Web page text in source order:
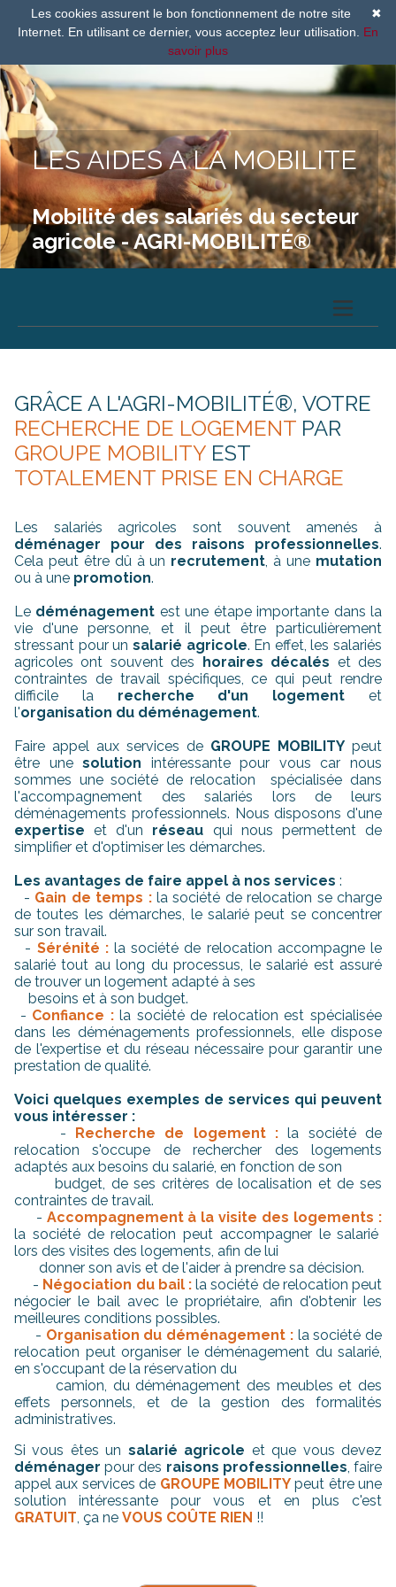
LES AIDES A LA MOBILITE
Mobilité des salariés du secteur
agricole - AGRI-MOBILITÉ®
GRÂCE A L'AGRI-MOBILITÉ®, VOTRE
RECHERCHE DE LOGEMENT PAR
GROUPE MOBILITY EST
TOTALEMENT PRISE EN CHARGE
Les salariés agricoles sont souvent amenés à
déménager pour des raisons professionnelles.
Cela peut être dû à un recrutement, à une mutation
ou à une promotion.
Le déménagement est une étape importante dans la
vie d'une personne, et il peut être particulièrement
stressant pour un salarié agricole. En effet, les salariés
agricoles ont souvent des
horaires décalés et des
contraintes de travail spécifiques, ce qui peut rendre
difficile la recherche d'un logement et
l'organisation du déménagement.
Faire appel aux services de GROUPE MOBILITY peut
être unesolution intéressante pour vous car nous
sommes une société de relocation spécialisée dans
l'accompagnement des salariés lors de leurs
déménagements professionnels. Nous disposons d'une
expertise et d'un réseau qui nous permettent de
simplifier et d'optimiser les démarches.
Les avantages de faire appel à nos services :
- Gain de temps :la société de relocation se charge
de toutes les démarches, le salarié peut se concentrer
sur son travail.
- Sérénité :la société de relocation accompagne le
salarié tout au long du processus, le salarié est assuré
de trouver un logement adapté à ses
besoins et à son budget.
- Confiance :la société de relocation est spécialisée
dans les déménagements professionnels, elle dispose
de l'expertise et du réseau nécessaire pour garantir une
prestation de qualité.
Voici quelques exemples de services qui peuvent
vous intéresser :
-
Recherche de logement : la société de
relocation s'occupe de rechercher des logements
adaptés aux besoins du salarié, en fonction de son
budget, de ses critères de localisation et de ses
contraintes de travail.
- Accompagnement à la visite des logements :
la société de relocation peut accompagner le salarié
lors des visites des logements, afin de lui
donner son avis et de l'aider à prendre sa décision.
- Négociation du bail :la société de relocation peut
négocier le bail avec le propriétaire, afin d'obtenir les
meilleures conditions possibles.
- Organisation du déménagement :la société de
relocation peut organiser le déménagement du salarié,
en s'occupant de la réservation du
camion, du déménagement des meubles et des
effets personnels, et de la gestion des formalités
administratives.
Si vous êtes un salarié agricole et que vous devez
déménager pour des raisons professionnelles, faire
appel aux services de GROUPE MOBILITYpeut être une
solution intéressante pour vous et en plus c'est
GRATUIT, ça ne VOUS COÛTE RIEN !!
✖
Les cookies assurent le bon fonctionnement de notre site
Internet. En utilisant ce dernier, vous acceptez leur utilisation. En
savoir plus